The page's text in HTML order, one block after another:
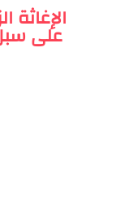
الإغاثة
على